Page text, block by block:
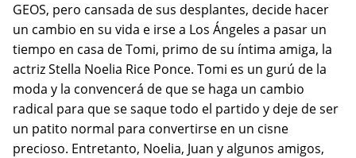
GEOS, pero cansada de sus desplantes, decide hacer
un cambio en su vida e irse a Los Ángeles a pasar un
tiempo en casa de Tomi, primo de su íntima amiga, la
actriz Stella Noelia Rice Ponce. Tomi es un gurú de la
moda y la convencerá de que se haga un cambio
radical para que se saque todo el partido y deje de ser
un patito normal para convertirse en un cisne
precioso. Entretanto, Noelia, Juan y algunos amigos,